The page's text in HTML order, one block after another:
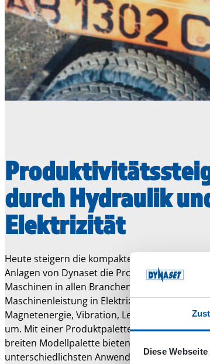
Diese
durch Hydraulik
Elektrizität
Heute steigern die kompakten, vielseitigen und
Anlagen von Dynaset die Produktivität und
Maschinen in allen Branchen. Unsere
Maschinenleistung in Elektrizität,
Magnetenergie, Vibration,
um. Mit einer Produktpalette von über 40
breiten Modellpalette bieten wir Lösungen für
unterschiedlichsten Anwendungen.